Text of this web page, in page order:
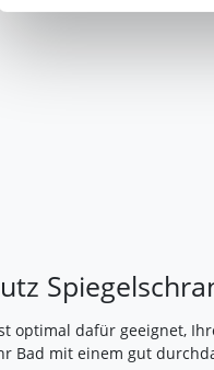
Impressum|
optimal dafür geeignet,
Bad mit einem gut